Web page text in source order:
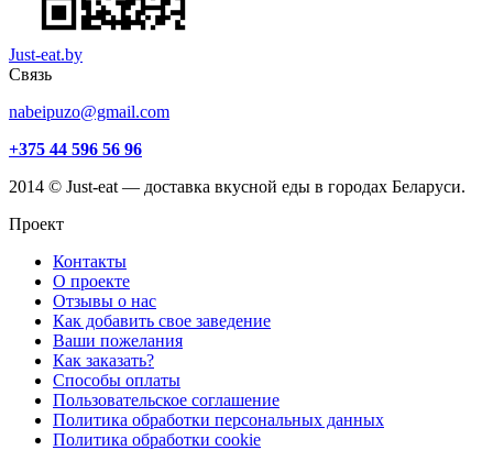
Just-eat.by
Связь
nabeipuzo@gmail.com
+375 44 596 56 96
2014 © Just-eat — доставка вкусной еды в городах Беларуси.
Проект
Контакты
О проекте
Отзывы о нас
Как добавить свое заведение
Ваши пожелания
Как заказать?
Способы оплаты
Пользовательское соглашение
Политика обработки персональных данных
Политика обработки cookie